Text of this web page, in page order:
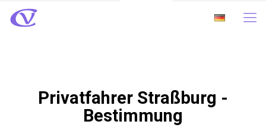
Privatfahrer Straßburg -
Bestimmung